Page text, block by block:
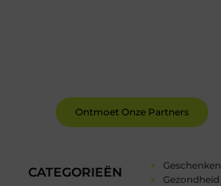
CATEGORIEËN
Geschenken
Gezondheid
Ontmoet Onze Partners